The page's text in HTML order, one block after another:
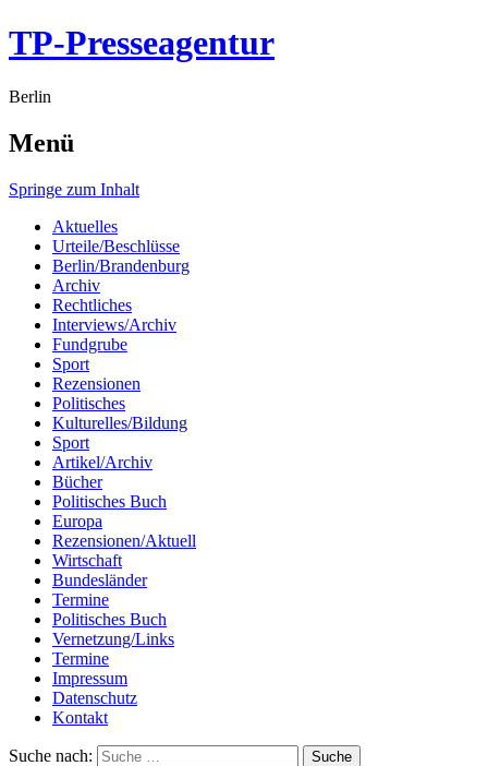
TP-Presseagentur
Berlin
Menü
Springe zum Inhalt
Aktuelles
Urteile/Beschlüsse
Berlin/Brandenburg
Archiv
Rechtliches
Interviews/Archiv
Fundgrube
Sport
Rezensionen
Politisches
Kulturelles/Bildung
Sport
Artikel/Archiv
Bücher
Politisches Buch
Europa
Rezensionen/Aktuell
Wirtschaft
Bundesländer
Termine
Politisches Buch
Vernetzung/Links
Termine
Impressum
Datenschutz
Kontakt
Suche nach: